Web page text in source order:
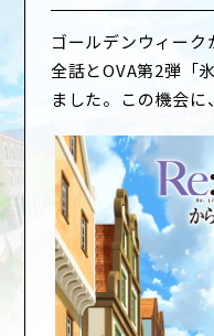
ゴールデンウィーク
全話とOVA第2弾「
ました。この機会に